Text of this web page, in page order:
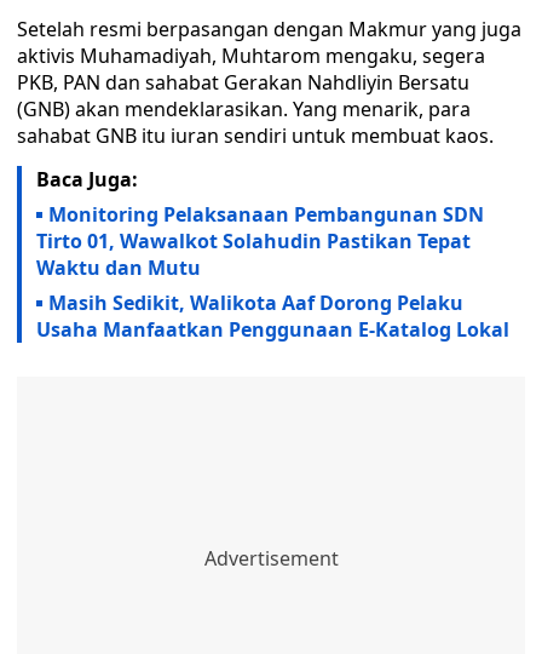
Setelah resmi berpasangan dengan Makmur yang juga
aktivis Muhamadiyah, Muhtarom mengaku, segera
PKB, PAN dan sahabat Gerakan Nahdliyin Bersatu
(GNB) akan mendeklarasikan. Yang menarik, para
sahabat GNB itu iuran sendiri untuk membuat kaos.
Baca Juga:
Monitoring Pelaksanaan Pembangunan SDN
Tirto 01, Wawalkot Solahudin Pastikan Tepat
Waktu dan Mutu
Masih Sedikit, Walikota Aaf Dorong Pelaku
Usaha Manfaatkan Penggunaan E-Katalog Lokal